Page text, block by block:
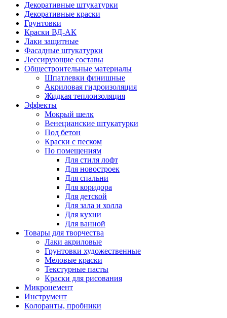
Декоративные штукатурки
Декоративные краски
Грунтовки
Краски ВД-АК
Лаки защитные
Фасадные штукатурки
Лессирующие составы
Общестроительные материалы
Шпатлевки финишные
Акриловая гидроизоляция
Жидкая теплоизоляция
Эффекты
Мокрый шелк
Венецианские штукатурки
Под бетон
Краски с песком
По помещениям
Для стиля лофт
Для новостроек
Для спальни
Для коридора
Для детской
Для зала и холла
Для кухни
Для ванной
Товары для творчества
Лаки акриловые
Грунтовки художественные
Меловые краски
Текстурные пасты
Краски для рисования
Микроцемент
Инструмент
Колоранты, пробники